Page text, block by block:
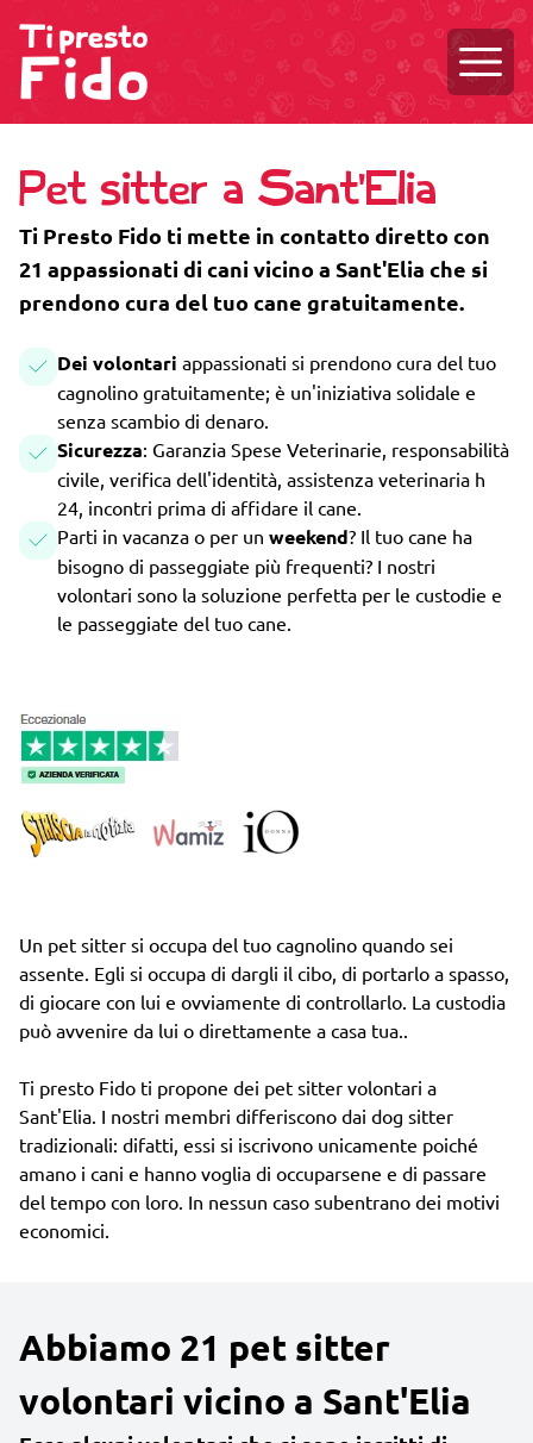
Pet sitter a Sant'Elia
Ti Presto Fido ti mette in contatto diretto con
21 appassionati di cani vicino a Sant'Elia che si
prendono cura del tuo cane gratuitamente.
Dei volontari appassionati si prendono cura del tuo
cagnolino gratuitamente; è un'iniziativa solidale e
senza scambio di denaro.
Sicurezza: Garanzia Spese Veterinarie, responsabilità
civile, verifica dell'identità, assistenza veterinaria h
24, incontri prima di affidare il cane.
Parti in vacanza o per un weekend? Il tuo cane ha
bisogno di passeggiate più frequenti? I nostri
volontari sono la soluzione perfetta per le custodie e
le passeggiate del tuo cane.
Un pet sitter si occupa del tuo cagnolino quando sei
assente. Egli si occupa di dargli il cibo, di portarlo a spasso,
di giocare con lui e ovviamente di controllarlo. La custodia
può avvenire da lui o direttamente a casa tua..
Ti presto Fido ti propone dei pet sitter volontari a
Sant'Elia. I nostri membri differiscono dai dog sitter
tradizionali: difatti, essi si iscrivono unicamente poiché
amano i cani e hanno voglia di occuparsene e di passare
del tempo con loro. In nessun caso subentrano dei motivi
economici.
Abbiamo 21 pet sitter
volontari vicino a Sant'Elia